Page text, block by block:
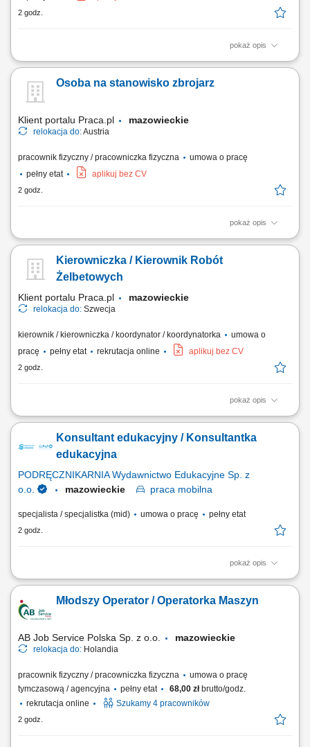
2 godz.
pokaż opis
Prace fizyczne związane z budową i demontażem konstrukcji
wysokościowych. Zabezpieczanie stanowisk pracy zgodnie z normami
budowlanymi.
Osoba na stanowisko zbrojarz
Klient portalu Praca.pl mazowieckie
relokacja do:Austria
pracownik fizyczny / pracowniczka fizyczna
umowa o pracę
pełny etat
aplikuj bez CV
2 godz.
pokaż opis
wykonywanie elementów zbrojeniowych: szkielety, siatki oraz
projektem; udział w realizacji inwestycji infrastrukturalnych (np. mosty,
tunele) współpraca z zespołem na placu budowy;
Kierowniczka / Kierownik Robót
Żelbetowych
Klient portalu Praca.pl mazowieckie
relokacja do: Szwecja
kierownik / kierowniczka / koordynator / koordynatorka
umowa o
pracę
pełny etat rekrutacja online aplikuj bez CV
2 godz.
pokaż opis
Kierowanie i nadzór nad pracami żelbetowymi na budowie zgodnie z
pracy zespołów wykonawczych oraz podwykonawców. Weryfikacja
dokumentacji technicznej oraz bieżące reagowanie na zmiany
Konsultant edukacyjny / Konsultantka
edukacyjna
PODRĘCZNIKARNIA Wydawnictwo Edukacyjne Sp. z
o.o.
mazowieckie praca mobilna
specjalista / specjalistka (mid) umowa o pracę pełny etat
2 godz.
pokaż opis
Opis stanowiska: Pozyskiwanie nowych partnerów biznesowych oraz
oświatowo-wychowawczego; Przeprowadzanie bezpośrednich spotkań
handlowych i prezentacja asortymentu wyposażenia, sprzętu
Młodszy Operator / Operatorka Maszyn
AB Job Service Polska Sp. z o.o. mazowieckie
relokacja do: Holandia
pracownik fizyczny / pracowniczka fizyczna
umowa o pracę
tymczasową / agencyjna
pełny etat 68,00 złbrutto/godz.
rekrutacja online
Szukamy 4 pracowników
2 godz.